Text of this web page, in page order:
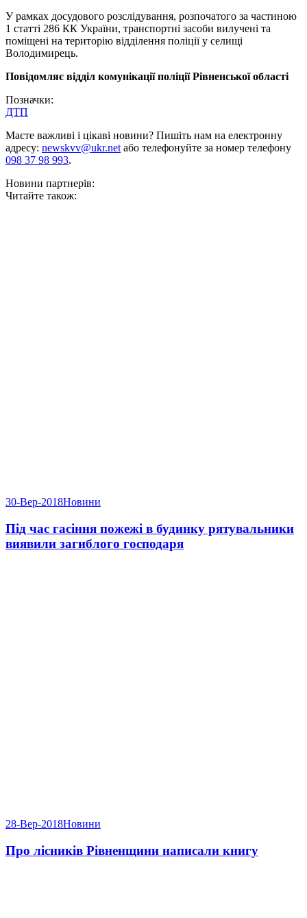
У рамках досудового розслідування, розпочатого за частиною
1 статті 286 КК України, транспортні засоби вилучені та
поміщені на територію відділення поліції у селищі
Володимирець.
Повідомляє відділ комунікації поліції Рівненської області
Позначки:
ДТП
Маєте важливі і цікаві новини? Пишіть нам на електронну
адресу: newskvv@ukr.netабо телефонуйте за номер телефону
098 37 98 993.
Новини партнерів:
Читайте також:
30-Вер-2018Новини
Під час гасіння пожежі в будинку рятувальники
виявили загиблого господаря
28-Вер-2018Новини
Про лісників Рівненщини написали книгу